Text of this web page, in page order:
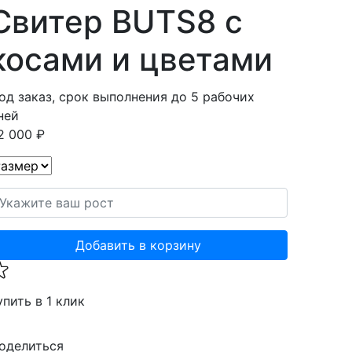
BUTS8 с
и цветами
заказ, срок выполнения до 5 рабочих
000 ₽
Добавить в корзину
в 1 клик